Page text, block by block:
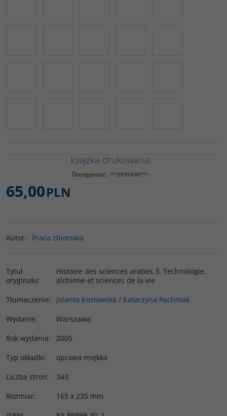
książka drukowana:
Dostępność:
65,00PLN
Autor: Praca zbiorowa
Tytuł
oryginału:
Histoire des sciences arabes.3. Technologie,
alchimie et sciences de la vie
Tłumaczenie:
Jolanta Kozłowska / Katarzyna Pachniak
Wydanie:
Warszawa
Rok wydania:
2005
Typ okładki:
oprawa miękka
Liczba stron:
343
Rozmiar:
165 x 235 mm